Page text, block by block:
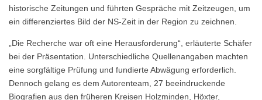
historische Zeitungen und führten Gespräche mit Zeitzeugen, um
ein differenziertes Bild der NS-Zeit in der Region zu zeichnen.
„Die Recherche war oft eine Herausforderung“, erläuterte Schäfer
bei der Präsentation. Unterschiedliche Quellenangaben machten
eine sorgfältige Prüfung und fundierte Abwägung erforderlich.
Dennoch gelang es dem Autorenteam, 27 beeindruckende
Biografien aus den früheren Kreisen Holzminden, Höxter,